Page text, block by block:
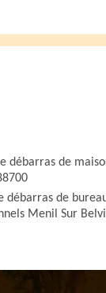
débarras de
débarras de
Menil Sur